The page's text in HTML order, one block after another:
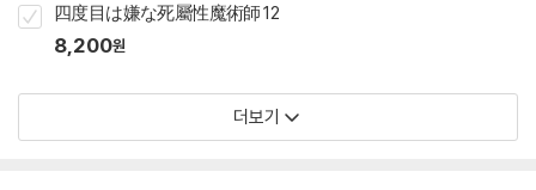
四度目は嫌な死屬性魔術師 12
8,200원
더보기